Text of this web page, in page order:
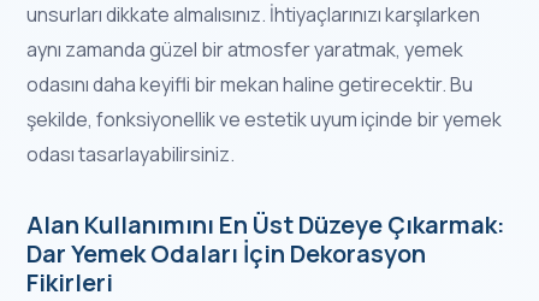
unsurları dikkate almalısınız. İhtiyaçlarınızı karşılarken
aynı zamanda güzel bir atmosfer yaratmak, yemek
odasını daha keyifli bir mekan haline getirecektir. Bu
şekilde, fonksiyonellik ve estetik uyum içinde bir yemek
odası tasarlayabilirsiniz.
Alan Kullanımını En Üst Düzeye Çıkarmak:
Dar Yemek Odaları İçin Dekorasyon
Fikirleri